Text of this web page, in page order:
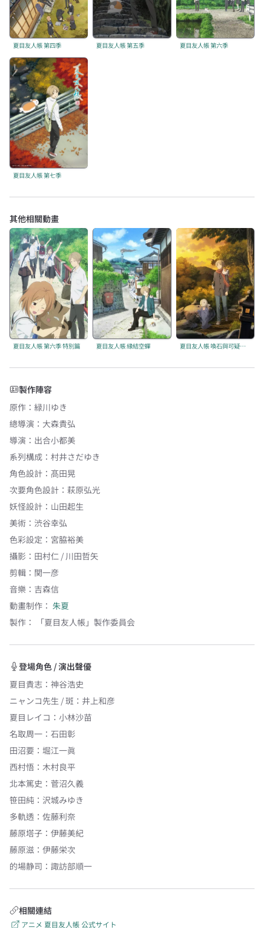
夏目友人帳 第四季 夏目友人帳 第五季 夏目友人帳 第六季
夏目友人帳 第七季
其他相關動畫
夏目友人帳 第六季 特別篇 夏目友人帳 緣結空蟬 夏目友人帳 喚石與可疑訪客
製作陣容
原作 ： 緑川ゆき
總導演 ： 大森貴弘
導演 ： 出合小都美
系列構成 ： 村井さだゆき
角色設計 ： 髙田晃
次要角色設計 ： 萩原弘光
妖怪設計 ： 山田起生
美術 ： 渋谷幸弘
色彩設定 ： 宮脇裕美
攝影 ： 田村仁 / 川田哲矢
剪輯 ： 関一彦
音樂 ： 吉森信
動畫制作： 朱夏
製作：
「夏目友人帳」製作委員会
登場角色 / 演出聲優
夏目貴志 ： 神谷浩史
ニャンコ先生 / 斑 ： 井上和彦
夏目レイコ ： 小林沙苗
名取周一 ： 石田彰
田沼要 ： 堀江一眞
西村悟 ： 木村良平
北本篤史 ： 菅沼久義
笹田純 ： 沢城みゆき
多軌透 ： 佐藤利奈
藤原塔子 ： 伊藤美紀
藤原滋 ： 伊藤栄次
的場静司 ： 諏訪部順一
相關連結
アニメ 夏目友人帳 公式サイト